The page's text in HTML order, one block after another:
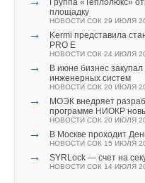
Группа «Теплолюкс»
площадку
НОВОСТИ СОК 29 ИЮЛЯ
→
Kermi представила
PRO E
НОВОСТИ СОК 24 ИЮЛЯ
→
В июне бизнес
инженерных систем
НОВОСТИ СОК 20 ИЮЛЯ
→
МОЭК внедряет
программе НИОКР
НОВОСТИ СОК 20 ИЮЛЯ
→ В Москве проходит
НОВОСТИ СОК 15 ИЮЛЯ
→ SYRLock — счет на
НОВОСТИ СОК 14 ИЮЛЯ
Текст комментария